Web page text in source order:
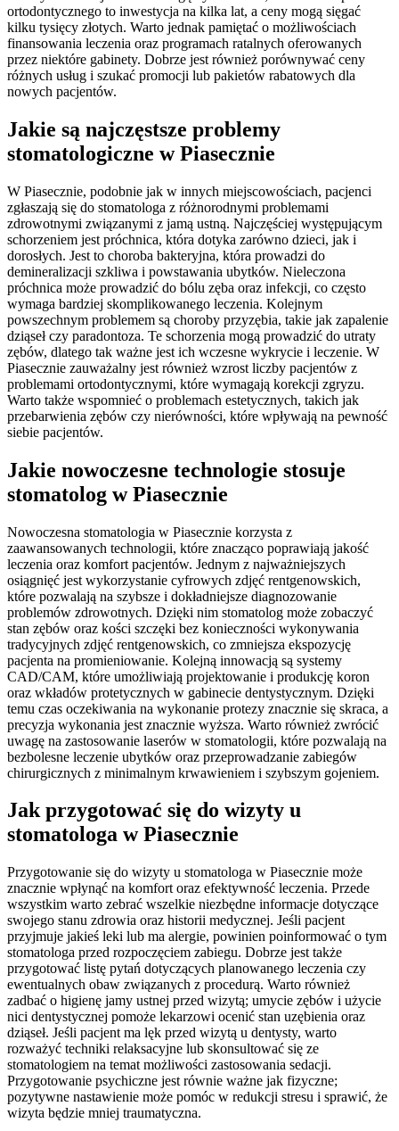
ortodontycznego to inwestycja na kilka lat, a ceny mogą sięgać
kilku tysięcy złotych. Warto jednak pamiętać o możliwościach
finansowania leczenia oraz programach ratalnych oferowanych
przez niektóre gabinety. Dobrze jest również porównywać ceny
różnych usług i szukać promocji lub pakietów rabatowych dla
nowych pacjentów.
Jakie są najczęstsze problemy
stomatologiczne w Piasecznie
W Piasecznie, podobnie jak w innych miejscowościach, pacjenci
zgłaszają się do stomatologa z różnorodnymi problemami
zdrowotnymi związanymi z jamą ustną. Najczęściej występującym
schorzeniem jest próchnica, która dotyka zarówno dzieci, jak i
dorosłych. Jest to choroba bakteryjna, która prowadzi do
demineralizacji szkliwa i powstawania ubytków. Nieleczona
próchnica może prowadzić do bólu zęba oraz infekcji, co często
wymaga bardziej skomplikowanego leczenia. Kolejnym
powszechnym problemem są choroby przyzębia, takie jak zapalenie
dziąseł czy paradontoza. Te schorzenia mogą prowadzić do utraty
zębów, dlatego tak ważne jest ich wczesne wykrycie i leczenie. W
Piasecznie zauważalny jest również wzrost liczby pacjentów z
problemami ortodontycznymi, które wymagają korekcji zgryzu.
Warto także wspomnieć o problemach estetycznych, takich jak
przebarwienia zębów czy nierówności, które wpływają na pewność
siebie pacjentów.
Jakie nowoczesne technologie stosuje
stomatolog w Piasecznie
Nowoczesna stomatologia w Piasecznie korzysta z
zaawansowanych technologii, które znacząco poprawiają jakość
leczenia oraz komfort pacjentów. Jednym z najważniejszych
osiągnięć jest wykorzystanie cyfrowych zdjęć rentgenowskich,
które pozwalają na szybsze i dokładniejsze diagnozowanie
problemów zdrowotnych. Dzięki nim stomatolog może zobaczyć
stan zębów oraz kości szczęki bez konieczności wykonywania
tradycyjnych zdjęć rentgenowskich, co zmniejsza ekspozycję
pacjenta na promieniowanie. Kolejną innowacją są systemy
CAD/CAM, które umożliwiają projektowanie i produkcję koron
oraz wkładów protetycznych w gabinecie dentystycznym. Dzięki
temu czas oczekiwania na wykonanie protezy znacznie się skraca, a
precyzja wykonania jest znacznie wyższa. Warto również zwrócić
uwagę na zastosowanie laserów w stomatologii, które pozwalają na
bezbolesne leczenie ubytków oraz przeprowadzanie zabiegów
chirurgicznych z minimalnym krwawieniem i szybszym gojeniem.
Jak przygotować się do wizyty u
stomatologa w Piasecznie
Przygotowanie się do wizyty u stomatologa w Piasecznie może
znacznie wpłynąć na komfort oraz efektywność leczenia. Przede
wszystkim warto zebrać wszelkie niezbędne informacje dotyczące
swojego stanu zdrowia oraz historii medycznej. Jeśli pacjent
przyjmuje jakieś leki lub ma alergie, powinien poinformować o tym
stomatologa przed rozpoczęciem zabiegu. Dobrze jest także
przygotować listę pytań dotyczących planowanego leczenia czy
ewentualnych obaw związanych z procedurą. Warto również
zadbać o higienę jamy ustnej przed wizytą; umycie zębów i użycie
nici dentystycznej pomoże lekarzowi ocenić stan uzębienia oraz
dziąseł. Jeśli pacjent ma lęk przed wizytą u dentysty, warto
rozważyć techniki relaksacyjne lub skonsultować się ze
stomatologiem na temat możliwości zastosowania sedacji.
Przygotowanie psychiczne jest równie ważne jak fizyczne;
pozytywne nastawienie może pomóc w redukcji stresu i sprawić, że
wizyta będzie mniej traumatyczna.